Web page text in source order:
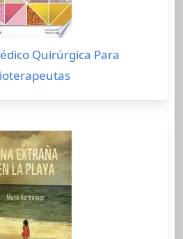
Quirúrgica Para